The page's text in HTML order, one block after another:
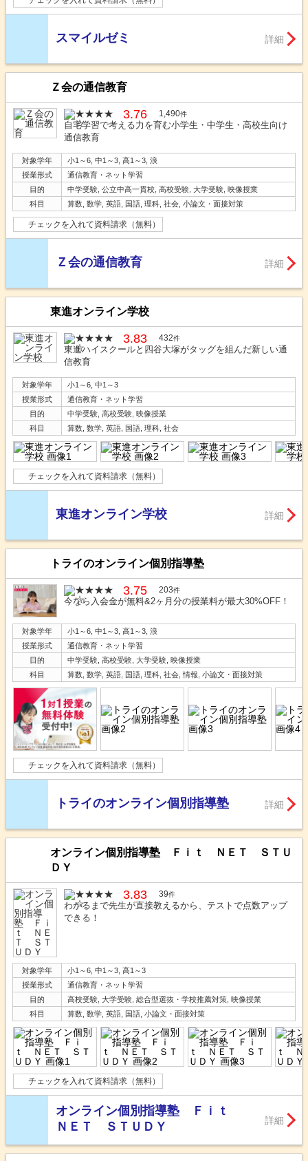
スマイルゼミ 詳細
Ｚ会の通信教育
3.76 1,490件
自宅学習で考える力を育む小学生・中学生・高校生向け
通信教育
対象学年
小1～6, 中1～3, 高1～3, 浪
授業形式
通信教育・ネット学習
目的
中学受験, 公立中高一貫校, 高校受験, 大学受験, 映像授業
科目
算数, 数学, 英語, 国語, 理科, 社会, 小論文・面接対策
チェックを入れて資料請求（無料）
Ｚ会の通信教育 詳細
東進オンライン学校
3.83 432件
東進ハイスクールと四谷大塚がタッグを組んだ新しい通
信教育
対象学年
小1～6, 中1～3
授業形式
通信教育・ネット学習
目的
中学受験, 高校受験, 映像授業
科目
算数, 数学, 英語, 国語, 理科, 社会
チェックを入れて資料請求（無料）
東進オンライン学校 詳細
トライのオンライン個別指導塾
3.75 203件
今なら入会金が無料&2ヶ月分の授業料が最大30%OFF！
対象学年
小1～6, 中1～3, 高1～3, 浪
授業形式
通信教育・ネット学習
目的
中学受験, 高校受験, 大学受験, 映像授業
科目
算数, 数学, 英語, 国語, 理科, 社会, 情報, 小論文・面接対策
チェックを入れて資料請求（無料）
トライのオンライン個別指導塾 詳細
オンライン個別指導塾 Ｆｉｔ ＮＥＴ ＳＴＵ
ＤＹ
3.83 39件
わかるまで先生が直接教えるから、テストで点数アップ
できる！
対象学年
小1～6, 中1～3, 高1～3
授業形式
通信教育・ネット学習
目的
高校受験, 大学受験, 総合型選抜・学校推薦対策, 映像授業
科目
算数, 数学, 英語, 国語, 小論文・面接対策
チェックを入れて資料請求（無料）
オンライン個別指導塾 Ｆｉｔ
ＮＥＴ ＳＴＵＤＹ
詳細